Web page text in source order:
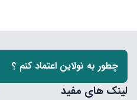
چطور به نولاین اعتماد کنم ؟
لینک های مفید